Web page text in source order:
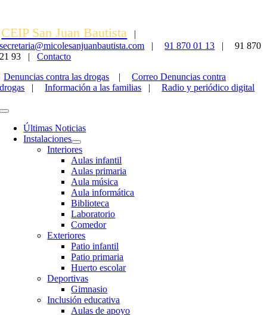
contenido
CEIP San Juan Bautista |
secretaria@micolesanjuanbautista.com | 91 870 01 13 |
91 870
21 93 |Contacto
Denuncias contra las drogas |
Correo Denuncias contra
drogas | Información a las familias | Radio y periódico digital
Toggle
NavigationÚltimas Noticias
Instalaciones
Interiores
Aulas infantil
Aulas primaria
Aula música
Aula informática
Biblioteca
Laboratorio
Comedor
Exteriores
Patio infantil
Patio primaria
Huerto escolar
Deportivas
Gimnasio
Inclusión educativa
Aulas de apoyo